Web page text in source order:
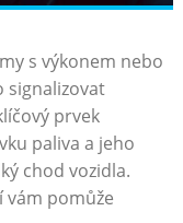
s výkonem nebo
signalizovat‌
prvek
paliva a jeho⁤
chod vozidla.
pomůže